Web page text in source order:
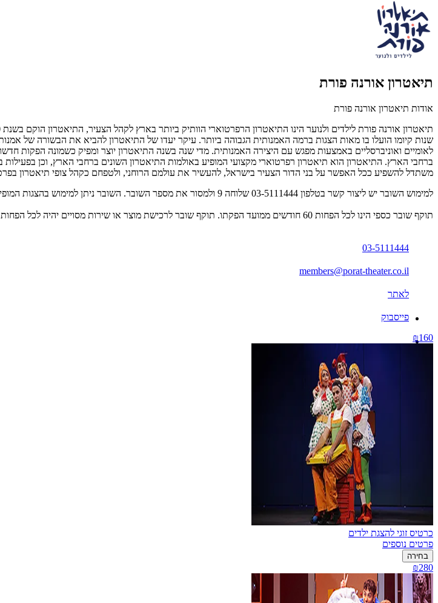
תיאטרון אורנה פורת
אודות תיאטרון אורנה פורת
שנות קיומו הועלו בו מאות הצגות ברמה האמנותית הגבוהה ביותר. עיקר יעדו של התיאטרון להביא את הבשורה של
ברחבי הארץ. התיאטרון הוא תיאטרון רפרטוארי מקצועי המופיע באולמות התיאטרון השונים ברחבי הארץ, וכן
משתדל להשפיע ככל האפשר על בני הדור הצעיר בישראל, להעשיר את עולמם הרוחני, ולטפחם כקהל צופי תיאטרון
למימוש השובר יש ליצור קשר בטלפון 03-5111444 שלוחה 9 ולמסור את מספר השובר. השובר ניתן למימוש בהצגות המופיעות באתר אורנה פורת בלבד.
תוקף שובר כספי הינו לכל הפחות 60 חודשים ממועד הפקתו. תוקף שובר לרכישת מוצר או שירות מסויים יהיה לכל הפחות 24 חודשים ממועד הפקתו
03-5111444
members@porat-theater.co.il
לאתר
פייסבוק
₪160
כרטיס זוגי להצגת ילדים
פרטים נוספים
בחירה
₪280